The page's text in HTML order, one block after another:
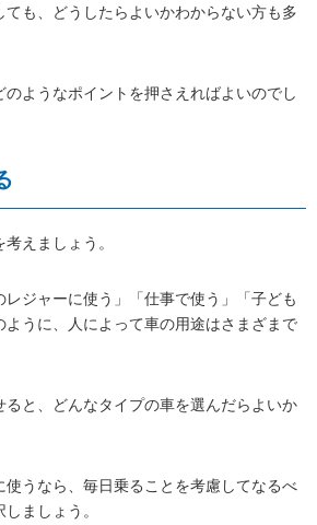
ても、どうしたらよいかわからない方も多
ようなポイントを押さえればよいのでし
えましょう。
レジャーに使う」「仕事で使う」「子ども
うに、人によって車の用途はさまざまで
ると、どんなタイプの車を選んだらよいか
使うなら、毎日乗ることを考慮してなるべ
ましょう。